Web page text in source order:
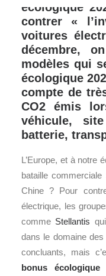
écologique
contrer «
voitures
décembre,
modèles qui
écologique
compte de
CO2 émis
véhicule,
batterie,
L’Europe, et à notre
bataille
Chine ? Pour
électrique, les
comme Stellantis
dans le domaine
concluants, mais
bonus écologique